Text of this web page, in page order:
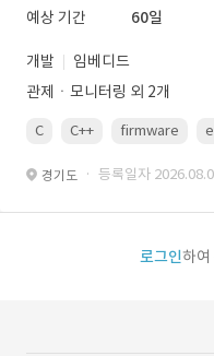
예상 기간
60일
개발
임베디드
관제ㆍ모니터링 외 2개
C C++ firmware
경기도 · 등록일자
로그인하